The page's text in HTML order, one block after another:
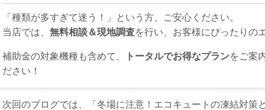
「種類が多すぎて迷う！」という方、ご安心ください。
当店では、 無料相談＆現地調査を行い、お客様にぴったりの
補助金の対象機種も含めて、 トータルでお得なプランをご案
ださい！
次回のブログでは、「冬場に注意！エコキュートの凍結対策